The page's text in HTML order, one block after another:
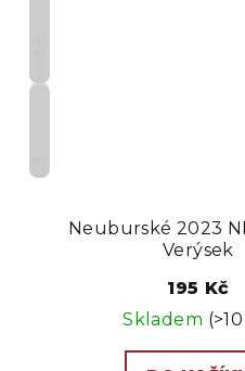
Neuburské 2023
Verýsek
195 Kč
Skladem